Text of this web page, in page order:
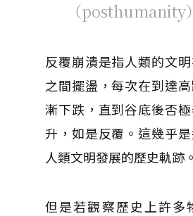
（posthumanity）
反覆崩潰是指人類的文
之間擺盪，每次在到達
漸下跌，直到谷底後否
升，如是反覆。這幾乎
人類文明發展的歷史軌跡。
但是若觀察歷史上許多